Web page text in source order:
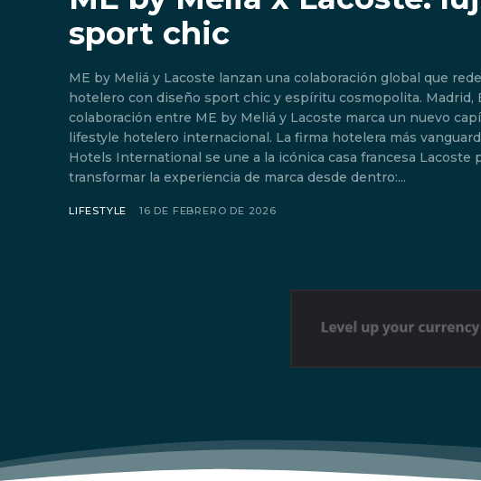
sport chic
ME by Meliá y Lacoste lanzan una colaboración global que
hotelero con diseño sport chic y espíritu cosmopolita. Madrid, España.- La
colaboración entre ME by Meliá y Lacoste marca un nuevo
lifestyle hotelero internacional. La firma hotelera más
Hotels International se une a la icónica casa francesa Lacoste
transformar la experiencia de marca desde dentro:...
LIFESTYLE 16 DE FEBRERO DE 2026